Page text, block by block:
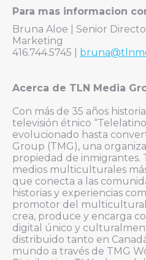
Para mas informacion
Bruna Aloe | Senior
Marketing
416.744.5745 |
Acerca de TLN Media
Con más de 35 años
televisión étnico
evolucionado hasta
Group (TMG), una
propiedad de inmigrantes.
medios multiculturales
que conecta a las
historias y experiencias
promotor del
crea, produce y encarga
digital único y
distribuido tanto en
mundo a través de TMG